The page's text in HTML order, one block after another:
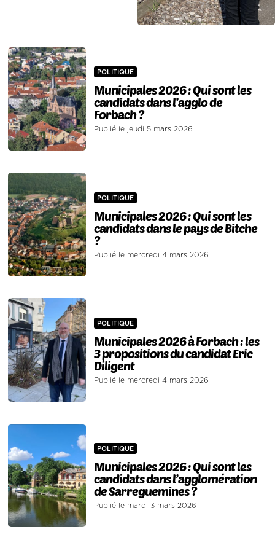
POLITIQUE
Municipales 2026 : Qui sont les
candidats dans l’agglo de
Forbach ?
Publié le jeudi 5 mars 2026
POLITIQUE
Municipales 2026 : Qui sont les
candidats dans le pays de Bitche
?
Publié le mercredi 4 mars 2026
POLITIQUE
Municipales 2026 à Forbach : les
3 propositions du candidat Eric
Diligent
Publié le mercredi 4 mars 2026
POLITIQUE
Municipales 2026 : Qui sont les
candidats dans l’agglomération
de Sarreguemines ?
Publié le mardi 3 mars 2026